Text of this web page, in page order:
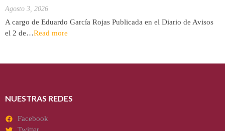
Agosto 3, 2026
A cargo de Eduardo García Rojas Publicada en el Diario de Avisos
el 2 de…Read more
NUESTRAS REDES
Facebook
Twitter